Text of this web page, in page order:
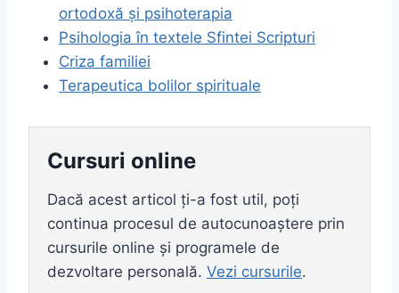
ortodoxă și psihoterapia
Psihologia în textele Sfintei Scripturi
Criza familiei
Terapeutica bolilor spirituale
Cursuri online
Dacă acest articol ți-a fost util, poți
continua procesul de autocunoaștere prin
cursurile online și programele de
dezvoltare personală. Vezi cursurile.